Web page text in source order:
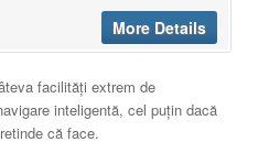
More Details
facilități extrem de
inteligentă, cel puțin dacă
că face.